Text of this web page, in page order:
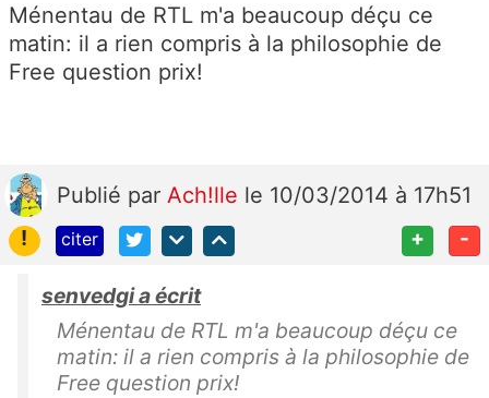
Ménentau de RTL m'a beaucoup déçu ce
matin: il a rien compris à la philosophie de
Free question prix!
Publié par Ach!lle le 10/03/2014 à 17h51
!
citer + -
senvedgi a écrit
Ménentau de RTL m'a beaucoup déçu ce
matin: il a rien compris à la philosophie de
Free question prix!